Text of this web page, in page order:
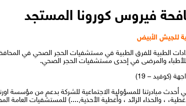
فيروس كورونا المستجد
الطبية للفرق الطبية في مستشفيات الحجر الصحي في
للأطباء والمرضى في إحدى مستشفيات الحجر الصحي.
(كوفيد – 19)
أحدث مبادرتنا للمسؤولية الاجتماعية للشركة بدعم من مؤسسة
، والحذاء الزائد ، وأغطية الأحذية,....) للمستشفيات